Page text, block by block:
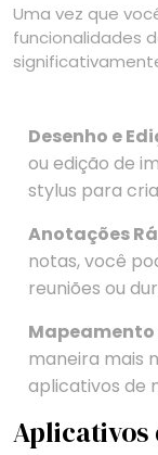
Uma vez que
funcionalidades
Desenho e
ou edição de
stylus para
Anotações
notas, você
reuniões ou
Mapeamento
maneira mais
aplicativos de
Aplicativos